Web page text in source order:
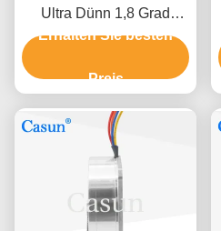
Ultra Dünn 1,8 Grad
Schrittmotor 0,6A für
Erhalten Sie besten
Preis